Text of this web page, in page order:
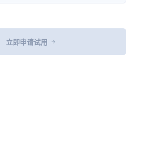
立即申请试用